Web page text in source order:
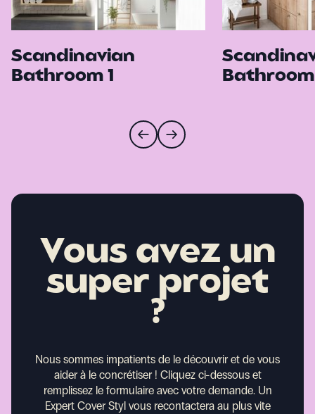
Scandinavian
Bathroom 1
Vous avez un
super projet
?
Nous sommes impatients de le découvrir et de vous
aider à le concrétiser ! Cliquez ci-dessous et
remplissez le formulaire avec votre demande. Un
Expert Cover Styl vous recontactera au plus vite